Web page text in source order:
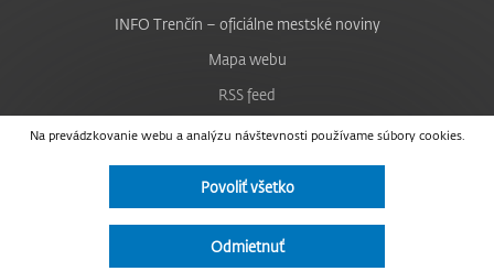
Na prevádzkovanie webu a analýzu návštevnosti používame súbory cookies.
Povoliť všetko
Odmietnuť
INFO Trenčín – oficiálne mestské noviny
Mapa webu
RSS feed
Nastavenie cookies
Facebook
Instagram